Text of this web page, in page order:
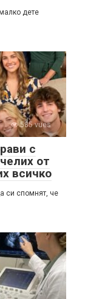
дете
585 vues
с
от
всичко
си спомнят, че